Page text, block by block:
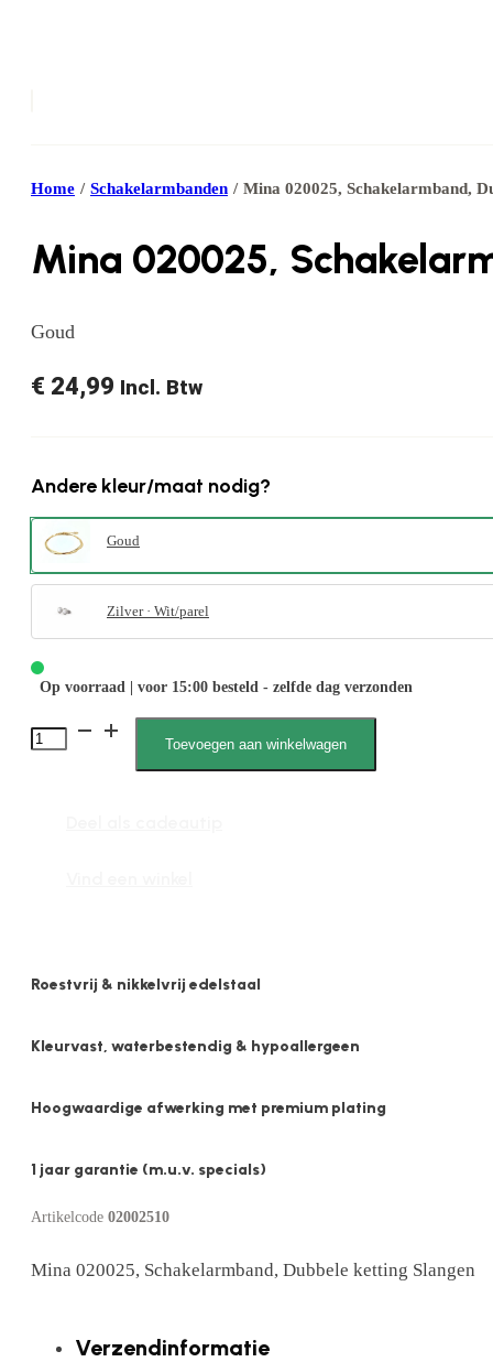
Home / Schakelarmbanden / Mina 020025, Schakelarmband,
Mina 020025,
Goud
€ 24,99 Incl. Btw
Andere kleur/maat nodig?
Goud
Zilver · Wit/parel
Op voorraad | voor 15:00 besteld - zelfde dag verzonden
Mina
Toevoegen aan winkelwagen
Roestvrij & nikkelvrij edelstaal
Kleurvast, waterbestendig & hypoallergeen
Hoogwaardige afwerking met premium plating
1 jaar garantie (m.u.v. specials)
Artikelcode 02002510
Mina 020025, Schakelarmband, Dubbele ketting Slangen
Verzendinformatie